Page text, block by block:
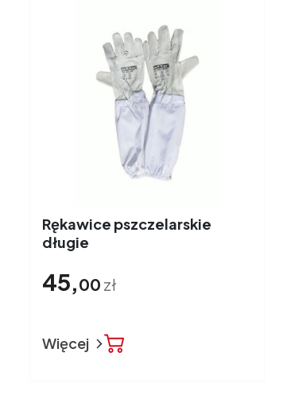
Rękawice pszczelarskie
długie
45,00 zł
Więcej